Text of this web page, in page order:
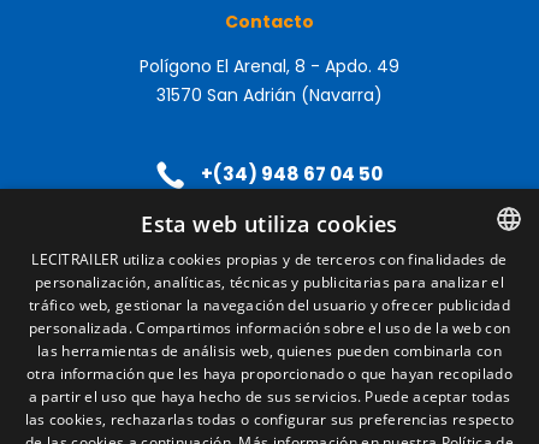
Contacto
Polígono El Arenal, 8 - Apdo. 49
31570 San Adrián (Navarra)
+(34) 948 67 04 50
SPANISH
ENGLISH
FRENCH
ITALIAN
Esta web utiliza cookies
LECITRAILER utiliza cookies propias y de terceros con finalidades de
personalización, analíticas, técnicas y publicitarias para analizar el
tráfico web, gestionar la navegación del usuario y ofrecer publicidad
personalizada. Compartimos información sobre el uso de la web con
las herramientas de análisis web, quienes pueden combinarla con
otra información que les haya proporcionado o que hayan recopilado
a partir el uso que haya hecho de sus servicios. Puede aceptar todas
las cookies, rechazarlas todas o configurar sus preferencias respecto